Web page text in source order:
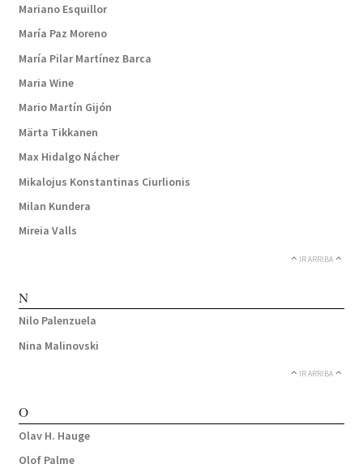
Mariano Esquillor
María Paz Moreno
María Pilar Martínez Barca
Maria Wine
Mario Martín Gijón
Märta Tikkanen
Max Hidalgo Nácher
Mikalojus Konstantinas Ciurlionis
Milan Kundera
Mireia Valls
IR ARRIBA
N
Nilo Palenzuela
Nina Malinovski
IR ARRIBA
O
Olav H. Hauge
Olof Palme